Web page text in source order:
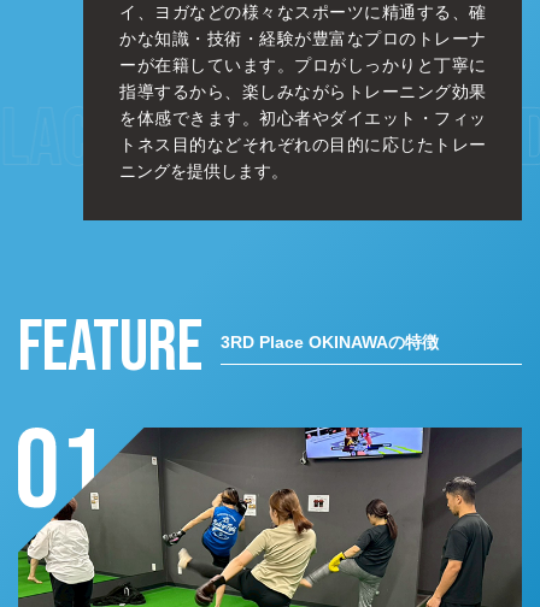
イ、ヨガなどの様々なスポーツに精通する、確
かな知識・技術・経験が豊富なプロのトレーナ
ーが在籍しています。プロがしっかりと丁寧に
指導するから、楽しみながらトレーニング効果
を体感できます。初心者やダイエット・フィッ
トネス目的などそれぞれの目的に応じたトレー
ニングを提供します。
FEATURE 3RD Place OKINAWAの特徴